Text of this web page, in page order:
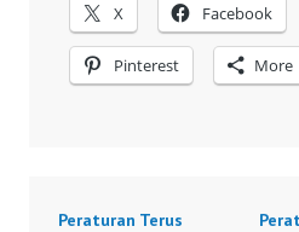
X Facebook
Pinterest More
Peraturan Terus